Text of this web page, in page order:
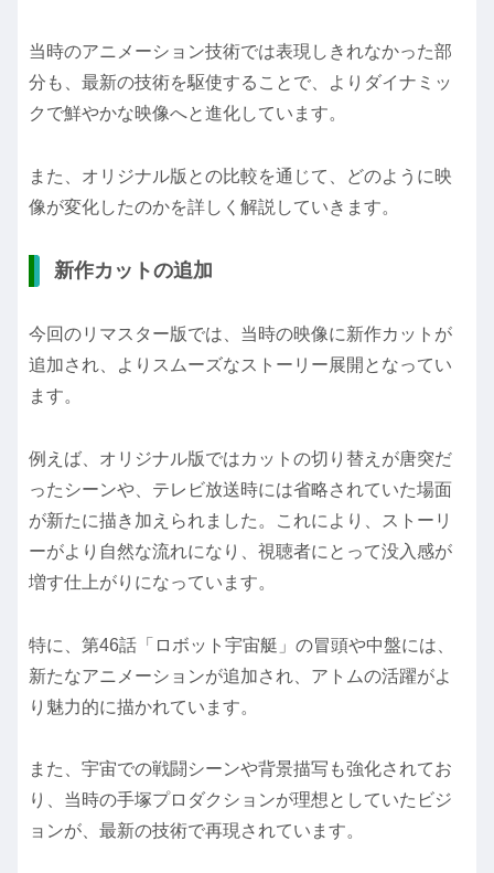
当時のアニメーション技術では表現しきれなかった部
分も、最新の技術を駆使することで、よりダイナミッ
クで鮮やかな映像へと進化しています。
また、オリジナル版との比較を通じて、どのように映
像が変化したのかを詳しく解説していきます。
新作カットの追加
今回のリマスター版では、当時の映像に新作カットが
追加され、よりスムーズなストーリー展開となってい
ます。
例えば、オリジナル版ではカットの切り替えが唐突だ
ったシーンや、テレビ放送時には省略されていた場面
が新たに描き加えられました。これにより、ストーリ
ーがより自然な流れになり、視聴者にとって没入感が
増す仕上がりになっています。
特に、第46話「ロボット宇宙艇」の冒頭や中盤には、
新たなアニメーションが追加され、アトムの活躍がよ
り魅力的に描かれています。
また、宇宙での戦闘シーンや背景描写も強化されてお
り、当時の手塚プロダクションが理想としていたビジ
ョンが、最新の技術で再現されています。